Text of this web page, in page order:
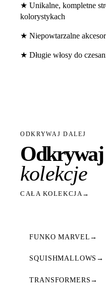
★ Unikalne, kompletne
kolorystykach
★ Niepowtarzalne
★ Długie włosy do
ODKRYWAJ DALEJ
Odkrywaj
kolekcje
CAŁA KOLEKCJA→
FUNKO MARVEL →
SQUISHMALLOWS →
TRANSFORMERS →